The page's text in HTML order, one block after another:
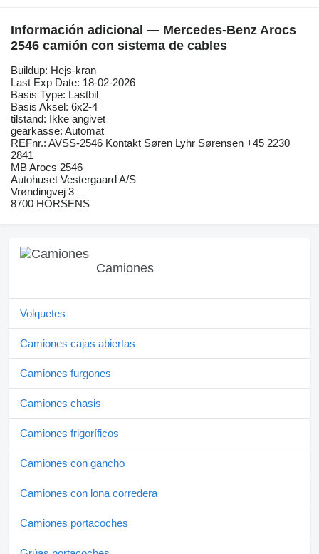
Información adicional — Mercedes-Benz Arocs
2546 camión con sistema de cables
Buildup: Hejs-kran
Last Exp Date: 18-02-2026
Basis Type: Lastbil
Basis Aksel: 6x2-4
tilstand: Ikke angivet
gearkasse: Automat
REFnr.: AVSS-2546 Kontakt Søren Lyhr Sørensen +45 2230
2841
MB Arocs 2546
Autohuset Vestergaard A/S
Vrøndingvej 3
8700 HORSENS
Camiones
Volquetes
Camiones cajas abiertas
Camiones furgones
Camiones chasis
Camiones frigoríficos
Camiones con gancho
Camiones con lona corredera
Camiones portacoches